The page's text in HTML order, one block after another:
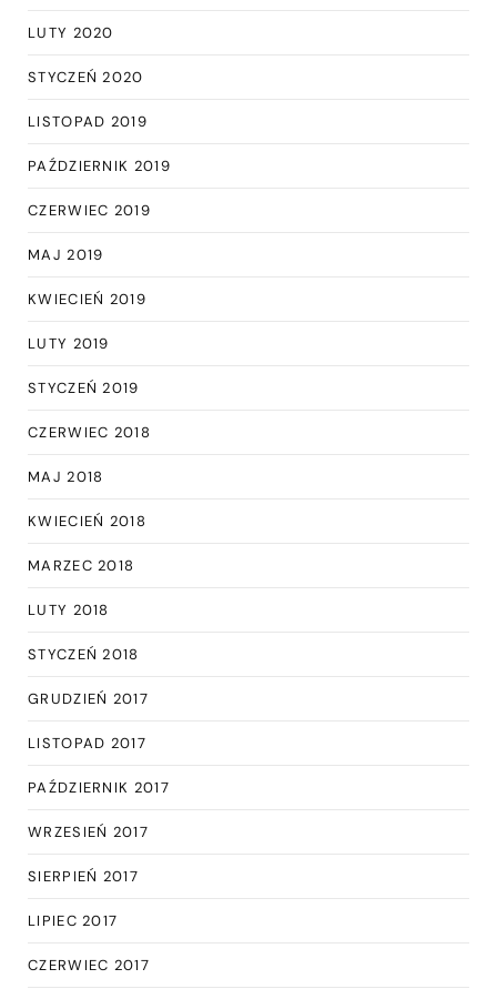
LUTY 2020
STYCZEŃ 2020
LISTOPAD 2019
PAŹDZIERNIK 2019
CZERWIEC 2019
MAJ 2019
KWIECIEŃ 2019
LUTY 2019
STYCZEŃ 2019
CZERWIEC 2018
MAJ 2018
KWIECIEŃ 2018
MARZEC 2018
LUTY 2018
STYCZEŃ 2018
GRUDZIEŃ 2017
LISTOPAD 2017
PAŹDZIERNIK 2017
WRZESIEŃ 2017
SIERPIEŃ 2017
LIPIEC 2017
CZERWIEC 2017